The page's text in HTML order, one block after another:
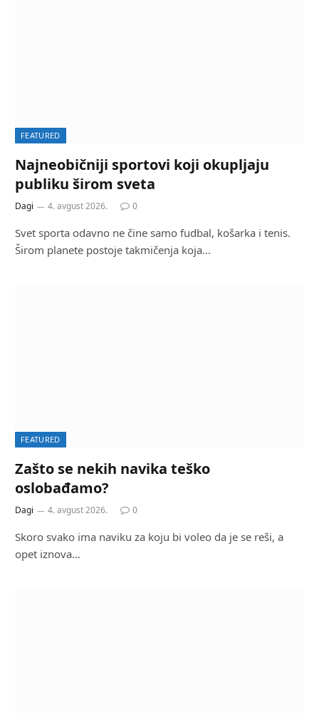
FEATURED
Najneobičniji sportovi koji okupljaju
publiku širom sveta
Dagi 4. avgust 2026. 0
Svet sporta odavno ne čine samo fudbal, košarka i tenis.
Širom planete postoje takmičenja koja…
FEATURED
Zašto se nekih navika teško
oslobađamo?
Dagi 4. avgust 2026. 0
Skoro svako ima naviku za koju bi voleo da je se reši, a
opet iznova…